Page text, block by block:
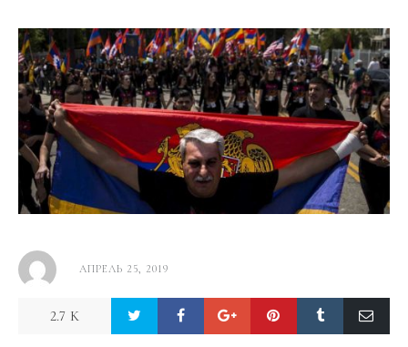
АПРЕЛЬ 25, 2019
2.7 K